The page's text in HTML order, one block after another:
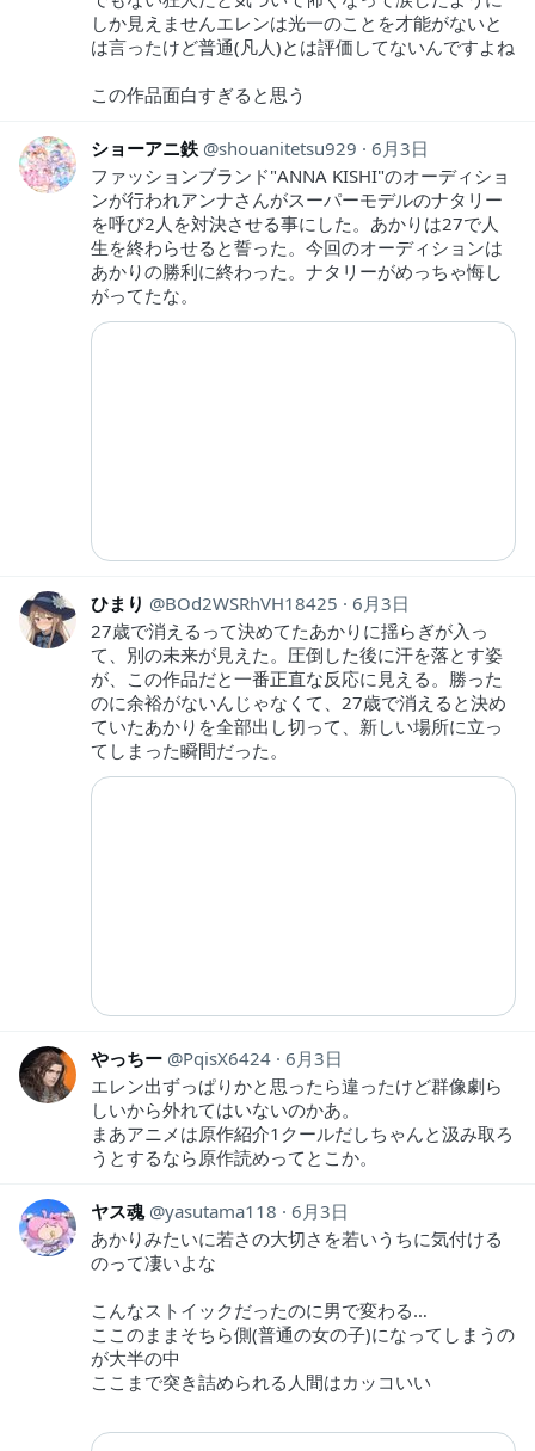
しか見えませんエレンは光一のことを才能がないと
は言ったけど普通(凡人)とは評価してないんですよね
この作品面白すぎると思う
ショーアニ鉄 shouanitetsu929
6月3日
ファッションブランド"ANNA KISHI"のオーディショ
ンが行われアンナさんがスーパーモデルのナタリー
を呼び2人を対決させる事にした。あかりは27で人
生を終わらせると誓った。今回のオーディションは
あかりの勝利に終わった。ナタリーがめっちゃ悔し
がってたな。
ひまり BOd2WSRhVH18425
6月3日
27歳で消えるって決めてたあかりに揺らぎが入っ
て、別の未来が見えた。圧倒した後に汗を落とす姿
が、この作品だと一番正直な反応に見える。勝った
のに余裕がないんじゃなくて、27歳で消えると決め
ていたあかりを全部出し切って、新しい場所に立っ
てしまった瞬間だった。
やっちー PqisX6424 6月3日
エレン出ずっぱりかと思ったら違ったけど群像劇ら
しいから外れてはいないのかあ。
まあアニメは原作紹介1クールだしちゃんと汲み取ろ
うとするなら原作読めってとこか。
ヤス魂 yasutama118
6月3日
あかりみたいに若さの大切さを若いうちに気付ける
のって凄いよな
こんなストイックだったのに男で変わる…
ここのままそちら側(普通の女の子)になってしまうの
が大半の中
ここまで突き詰められる人間はカッコいい